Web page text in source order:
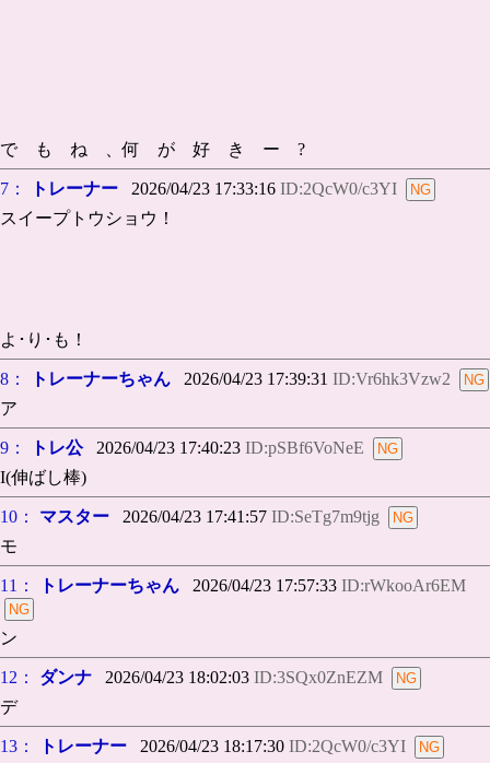
で も ね 、何 が 好 き ー ?
7： トレーナー 2026/04/23 17:33:16 ID:2QcW0/c3YI
スイープトウショウ！
よ･り･も！
8： トレーナーちゃん 2026/04/23 17:39:31 ID:Vr6hk3Vzw2
ア
9： トレ公2026/04/23 17:40:23 ID:pSBf6VoNeE
I(伸ばし棒)
10： マスター 2026/04/23 17:41:57 ID:SeTg7m9tjg
モ
11： トレーナーちゃん 2026/04/23 17:57:33 ID:rWkooAr6EM
ン
12： ダンナ 2026/04/23 18:02:03 ID:3SQx0ZnEZM
デ
13： トレーナー 2026/04/23 18:17:30 ID:2QcW0/c3YI